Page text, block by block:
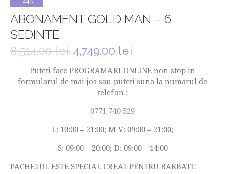
ABONAMENT GOLD MAN – 6
SEDINTE
8,514.00lei 4,749.00 lei
Puteti face PROGRAMARI ONLINE non-stop in
formularul de mai jos sau puteti suna la numarul de
telefon :
0771 740 529
L: 10:00 – 21:00; M-V: 09:00 – 21:00;
S: 09:00 – 20:00; D: 09:00 – 14:00
PACHETUL ESTE SPECIAL CREAT PENTRU BARBATI!